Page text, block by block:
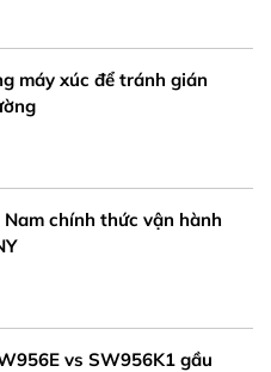
máy xúc để tránh gián
Nam chính thức vận hành
vs SW956K1 gầu